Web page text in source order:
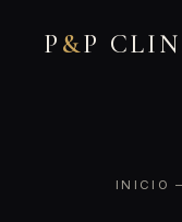
P &P
INICIO